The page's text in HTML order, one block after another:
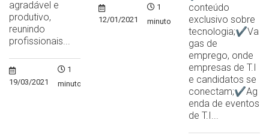
agradável e
produtivo,
reunindo
profissionais...
19/03/2021
1
minuto
12/01/2021
1
minuto
conteúdo
exclusivo sobre
tecnologia;✔Va
gas de
emprego, onde
empresas de T.I
e candidatos se
conectam;✔Ag
enda de eventos
de T.I...